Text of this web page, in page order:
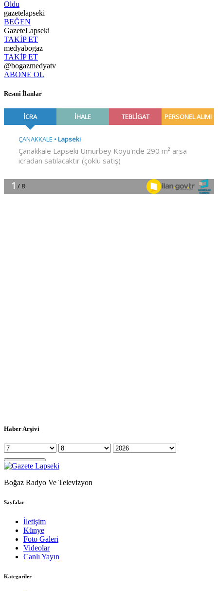
Oldu
gazetelapseki
BEĞEN
GazeteLapseki
TAKİP ET
medyabogaz
TAKİP ET
@bogazmedyatv
ABONE OL
Resmî İlanlar
Haber Arşivi
Boğaz Radyo Ve Televizyon
Sayfalar
İletişim
Künye
Foto Galeri
Videolar
Canlı Yayın
Kategoriler